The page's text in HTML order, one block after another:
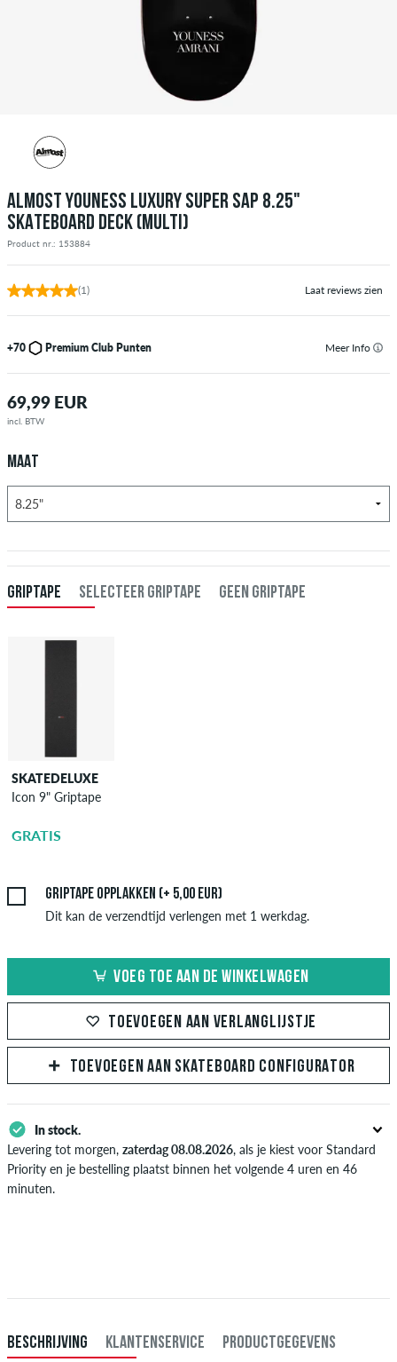
ALMOST YOUNESS LUXURY SUPER SAP 8.25"
SKATEBOARD DECK (MULTI)
Product nr.: 153884
(1) Laat reviews zien
+70 Premium Club Punten Meer Info
69,99 EUR
incl. BTW
MAAT
GRIPTAPE SELECTEER GRIPTAPE GEEN GRIPTAPE
SKATEDELUXE
Icon 9" Griptape
GRATIS
Griptape opplakken (+ 5,00 EUR)
Dit kan de verzendtijd verlengen met 1 werkdag.
VOEG TOE AAN DE WINKELWAGEN
TOEVOEGEN AAN VERLANGLIJSTJE
TOEVOEGEN AAN SKATEBOARD CONFIGURATOR
In stock.
Levering tot morgen, zaterdag 08.08.2026, als je kiest voor Standard
Priority en je bestelling plaatst binnen het volgende 4 uren en 46
minuten.
BESCHRIJVING KLANTENSERVICE PRODUCTGEGEVENS